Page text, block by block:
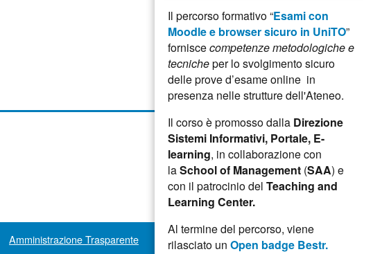
Il percorso formativo “Esami con
Moodle e browser sicuro in UniTO”
forniscecompetenze metodologiche e
tecnicheper lo svolgimento sicuro
delle prove d’esame online in
presenza nelle strutture dell'Ateneo.
Il corso è promosso dalla Direzione
Sistemi Informativi, Portale, E-
learning, in collaborazione con
laSchool of Management (SAA) e
con il patrocinio delTeaching and
Learning Center.
Al termine del percorso, viene
rilasciato unOpen badge Bestr.
Amministrazione Trasparente